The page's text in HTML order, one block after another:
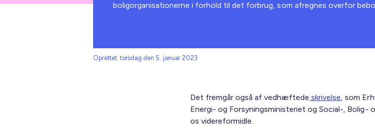
boligorganisationerne i forhold til det forbrug, som afregnes overfor
Oprettet: torsdag den 5. januar 2023
Det fremgår også af vedhæftede skrivelse, som
Energi- og Forsyningsministeriet og Social-, Bolig-
os videreformidle.